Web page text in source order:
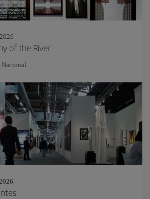
of the River